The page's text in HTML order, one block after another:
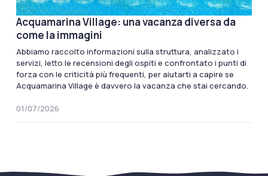
Acquamarina Village: una vacanza diversa da
come la immagini
Abbiamo raccolto informazioni sulla struttura, analizzato i
servizi, letto le recensioni degli ospiti e confrontato i punti di
forza con le criticità più frequenti, per aiutarti a capire se
Acquamarina Village è davvero la vacanza che stai cercando.
01/07/2026